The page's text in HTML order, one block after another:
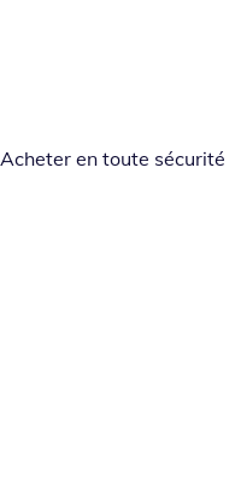
Acheter en toute sécurité